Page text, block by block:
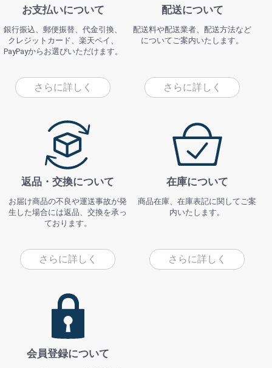
お支払いについて
銀行振込、郵便振替、代金引換、
クレジットカード、楽天ペイ、
PayPayからお選びいただけます。
さらに詳しく
配送について
配送料や配送業者、配送方法など
についてご案内いたします。
さらに詳しく
返品・交換について
お届け商品の不良や運送事故が発
生した場合には返品、交換を承っ
ております。
さらに詳しく
在庫について
商品在庫、在庫表記に関してご案
内いたします。
さらに詳しく
会員登録について